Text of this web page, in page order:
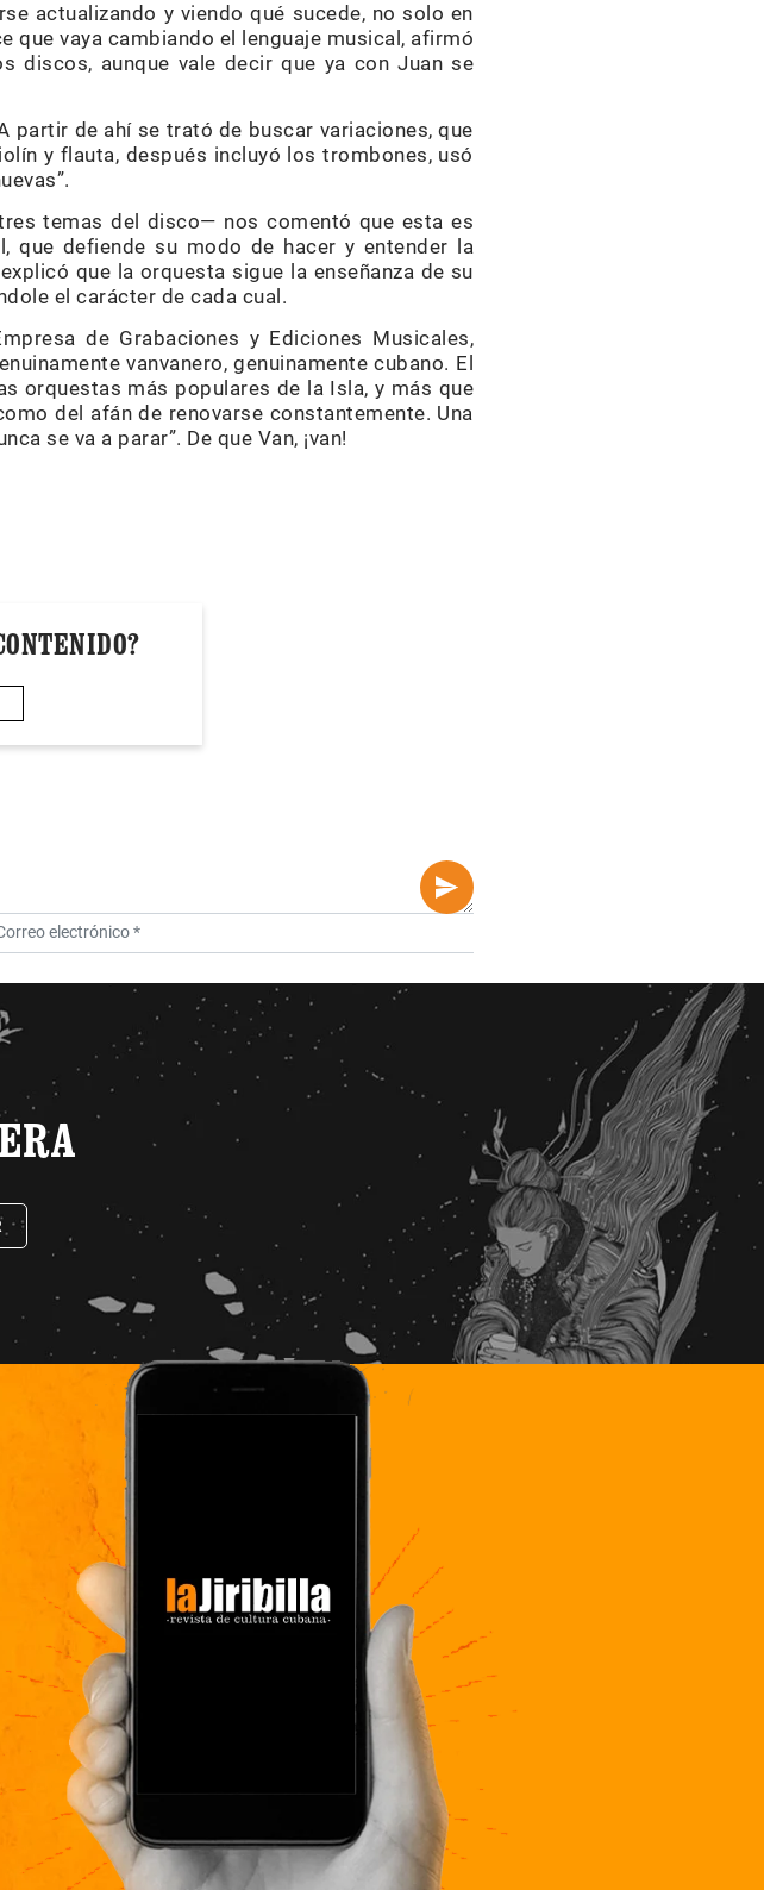
actualizando y viendo qué sucede, no solo en
vaya cambiando el lenguaje musical, afirmó
discos, aunque vale decir que ya con Juan se
partir de ahí se trató de buscar variaciones, que
y flauta, después incluyó los trombones, usó
temas del disco— nos comentó que esta es
que defiende su modo de hacer y entender la
que la orquesta sigue la enseñanza de su
el carácter de cada cual.
de Grabaciones y Ediciones Musicales,
vanvanero, genuinamente cubano. El
orquestas más populares de la Isla, y más que
del afán de renovarse constantemente. Una
se va a parar”. De que Van, ¡van!